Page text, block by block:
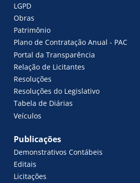
LGPD
Obras
Patrimônio
Plano de Contratação Anual - PAC
Portal da Transparência
Relação de Licitantes
Resoluções
Resoluções do Legislativo
Tabela de Diárias
Veículos
Publicações
Demonstrativos Contábeis
Editais
Licitações